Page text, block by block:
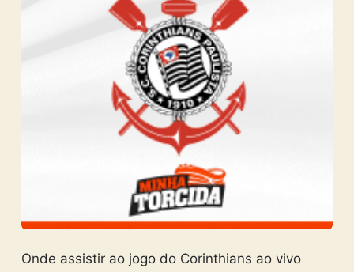
Onde assistir ao jogo do Corinthians ao vivo